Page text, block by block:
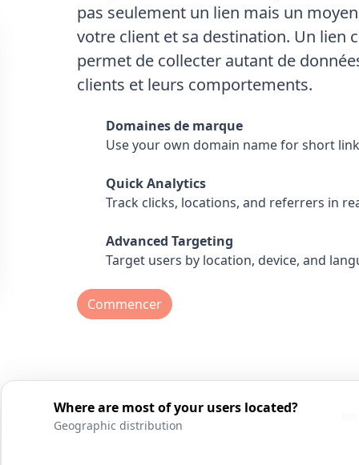
pas seulement un lien mais un
votre client et sa destination. Un lien
permet de collecter autant de
clients et leurs comportements.
Domaines de marque
Use your own domain name for short
Quick Analytics
Track clicks, locations, and referrers in
Advanced Targeting
Target users by location, device, and
Commencer
Where are most of your users located?
Geographic distribution